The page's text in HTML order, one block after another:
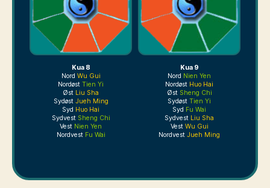
Kua 8
Nord Wu Gui
Nordøst Tien Yi
Øst Liu Sha
Sydøst Jueh Ming
Syd Huo Hai
Sydvest Sheng Chi
Vest Nien Yen
Nordvest Fu Wai
Kua 9
Nord Nien Yen
Nordøst Huo Hai
Øst Sheng Chi
Sydøst Tien Yi
Syd Fu Wai
Sydvest Liu Sha
Vest Wu Gui
Nordvest Jueh Ming